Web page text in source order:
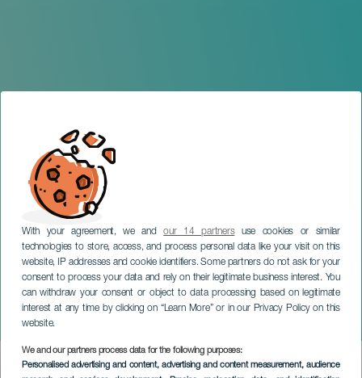
With your agreement, we andour 14 partnersuse cookies or similar
technologies to store, access, and process personal data like your visit on this
website, IP addresses and cookie identifiers. Some partners do not ask for your
consent to process your data and rely on their legitimate business interest. You
can withdraw your consent or object to data processing based on legitimate
interest at any time by clicking on “Learn More” or in our Privacy Policy on this
website.
We and our partners process data for the following purposes:
Personalised advertising and content, advertising and content measurement, audience
Fiestas de San José
Obrero
GRAN CANARIA
Imagen